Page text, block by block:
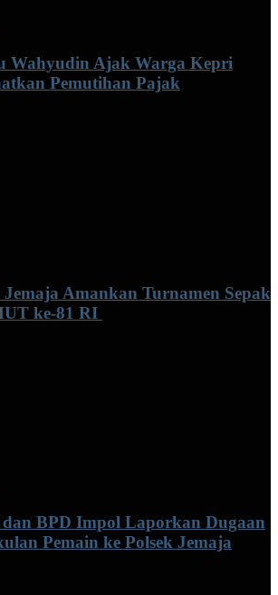
Wahyudin Ajak Warga Kepri
Pemutihan Pajak
Jemaja Amankan Turnamen Sepak
ke-81 RI
dan BPD Impol Laporkan Dugaan
Pemain ke Polsek Jemaja